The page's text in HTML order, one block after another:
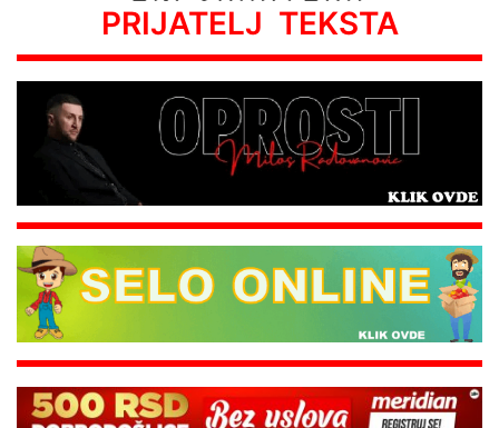
PRIJATELJ TEKSTA